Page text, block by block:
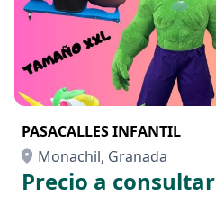
PASACALLES INFANTIL
Monachil, Granada
Precio a consultar